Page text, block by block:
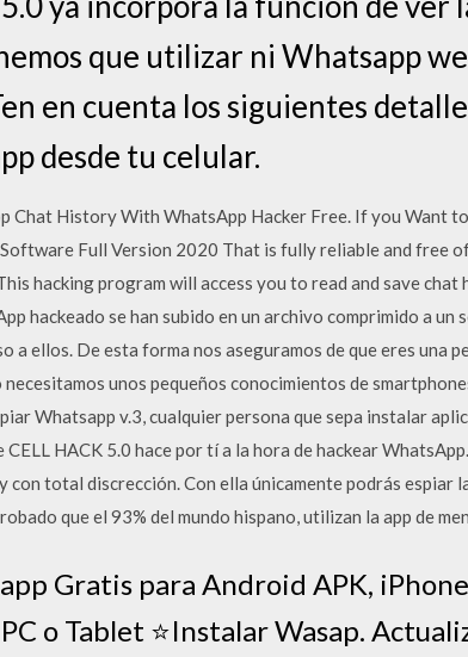
que utilizar ni Whatsapp
en cuenta los siguientes
desde tu celular.
Chat History With WhatsApp Hacker Free. If you Want
Full Version 2020 That is fully reliable and free
hacking program will access you to read and save
hackeado se han subido en un archivo comprimido a un
a ellos. De esta forma nos aseguramos de que eres una
unos pequeños conocimientos de
Whatsapp v.3, cualquier persona que sepa instalar
HACK 5.0 hace por tí a la hora de hackear
total discrección. Con ella únicamente podrás espiar
que el 93% del mundo hispano, utilizan la app de
Gratis para Android APK,
o Tablet ⭐Instalar Wasap.